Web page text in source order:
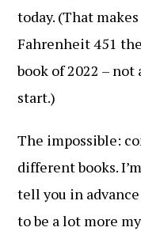
today. (That makes
Fahrenheit 451
book of 2022 – not
start.)
The impossible:
different books.
tell you in
to be a lot more